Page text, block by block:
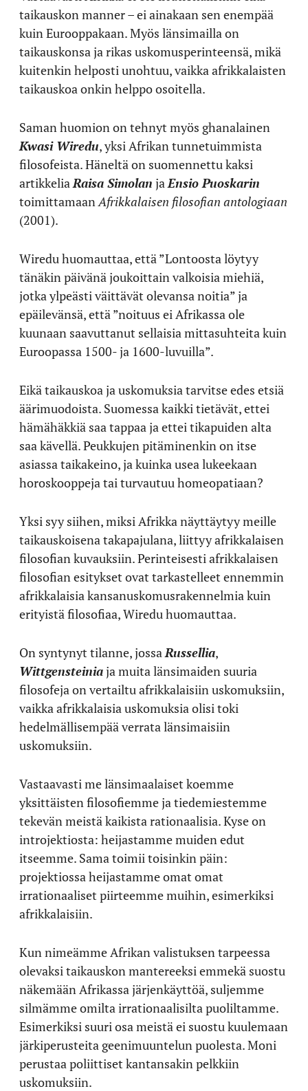
taikauskon manner – ei ainakaan sen enempää
kuin Eurooppakaan. Myös länsimailla on
taikauskonsa ja rikas uskomusperinteensä, mikä
kuitenkin helposti unohtuu, vaikka afrikkalaisten
taikauskoa onkin helppo osoitella.
Saman huomion on tehnyt myös ghanalainen
Kwasi Wiredu, yksi Afrikan tunnetuimmista
filosofeista. Häneltä on suomennettu kaksi
artikkelia Raisa Simolan ja Ensio Puoskarin
toimittamaan Afrikkalaisen filosofian antologiaan
(2001).
Wiredu huomauttaa, että ”Lontoosta löytyy
tänäkin päivänä joukoittain valkoisia miehiä,
jotka ylpeästi väittävät olevansa noitia” ja
epäilevänsä, että ”noituus ei Afrikassa ole
kuunaan saavuttanut sellaisia mittasuhteita kuin
Euroopassa 1500- ja 1600-luvuilla”.
Eikä taikauskoa ja uskomuksia tarvitse edes etsiä
äärimuodoista. Suomessa kaikki tietävät, ettei
hämähäkkiä saa tappaa ja ettei tikapuiden alta
saa kävellä. Peukkujen pitäminenkin on itse
asiassa taikakeino, ja kuinka usea lukeekaan
horoskooppeja tai turvautuu homeopatiaan?
Yksi syy siihen, miksi Afrikka näyttäytyy meille
taikauskoisena takapajulana, liittyy afrikkalaisen
filosofian kuvauksiin. Perinteisesti afrikkalaisen
filosofian esitykset ovat tarkastelleet ennemmin
afrikkalaisia kansanuskomusrakennelmia kuin
erityistä filosofiaa, Wiredu huomauttaa.
On syntynyt tilanne, jossa Russellia,
Wittgensteiniaja muita länsimaiden suuria
filosofeja on vertailtu afrikkalaisiin uskomuksiin,
vaikka afrikkalaisia uskomuksia olisi toki
hedelmällisempää verrata länsimaisiin
uskomuksiin.
Vastaavasti me länsimaalaiset koemme
yksittäisten filosofiemme ja tiedemiestemme
tekevän meistä kaikista rationaalisia. Kyse on
introjektiosta: heijastamme muiden edut
itseemme. Sama toimii toisinkin päin:
projektiossa heijastamme omat omat
irrationaaliset piirteemme muihin, esimerkiksi
afrikkalaisiin.
Kun nimeämme Afrikan valistuksen tarpeessa
olevaksi taikauskon mantereeksi emmekä suostu
näkemään Afrikassa järjenkäyttöä, suljemme
silmämme omilta irrationaalisilta puoliltamme.
Esimerkiksi suuri osa meistä ei suostu kuulemaan
järkiperusteita geenimuuntelun puolesta. Moni
perustaa poliittiset kantansakin pelkkiin
uskomuksiin.